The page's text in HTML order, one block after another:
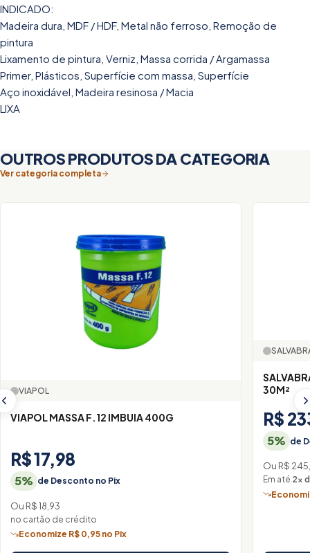
INDICADO:
Madeira dura, MDF / HDF, Metal não ferroso, Remoção de
pintura
Lixamento de pintura, Verniz, Massa corrida / Argamassa
Primer, Plásticos, Superfície com massa, Superfície
Aço inoxidável, Madeira resinosa / Macia
LIXA
OUTROS PRODUTOS DA CATEGORIA
Ver categoria completa
VIAPOL
VIAPOL MASSA F.12 IMBUIA 400G
R$ 17,98
5% de Desconto no Pix
Ou R$ 18,93
no cartão de crédito
Economize R$ 0,95 no Pix
30M²
R$
5% de
Ou R$
Em até 2×